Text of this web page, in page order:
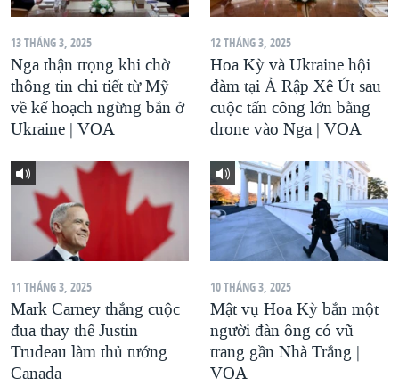
13 THÁNG 3, 2025
Nga thận trọng khi chờ
thông tin chi tiết từ Mỹ
về kế hoạch ngừng bắn ở
Ukraine | VOA
12 THÁNG 3, 2025
Hoa Kỳ và Ukraine hội
đàm tại Ả Rập Xê Út sau
cuộc tấn công lớn bằng
drone vào Nga | VOA
11 THÁNG 3, 2025
Mark Carney thắng cuộc
đua thay thế Justin
Trudeau làm thủ tướng
Canada
10 THÁNG 3, 2025
Mật vụ Hoa Kỳ bắn một
người đàn ông có vũ
trang gần Nhà Trắng |
VOA